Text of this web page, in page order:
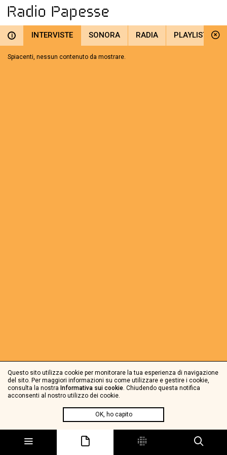
i INTERVISTE SONORA RADIA PLAYLIST
Spiacenti, nessun contenuto da mostrare.
Questo sito utilizza cookie per monitorare la tua esperienza di navigazione
del sito. Per maggiori informazioni su come utilizzare e gestire i cookie,
consulta la nostra Informativa sui cookie. Chiudendo questa notifica
acconsenti al nostro utilizzo dei cookie.
OK, ho capito